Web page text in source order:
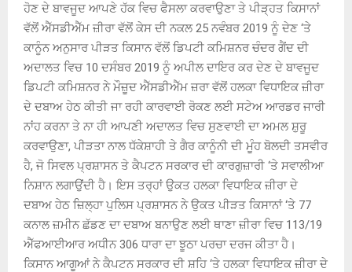
ਹੋਣ ਦੇ ਬਾਵਜੂਦ ਆਪਣੇ ਹੱਕ ਵਿਚ ਫੈਸਲਾ ਕਰਵਾਉਣਾ ਤੇ ਪੀੜ੍ਹਤ ਕਿਸਾਨਾਂ
ਵੱਲੋਂ ਐੱਸਡੀਐੱਮ ਜ਼ੀਰਾ ਵੱਲੋਂ ਕੇਸ ਦੀ ਨਕਲ 25 ਨਵੰਬਰ 2019 ਨੂੰ ਦੇਣ ‘ਤੇ
ਕਾਨੂੰਨ ਅਨੁਸਾਰ ਪੀੜਤ ਕਿਸਾਨ ਵੱਲੋਂ ਡਿਪਟੀ ਕਮਿਸ਼ਨਰ ਚੰਦਰ ਗੈਂਦ ਦੀ
ਅਦਾਲਤ ਵਿਚ 10 ਦਸੰਬਰ 2019 ਨੂੰ ਅਪੀਲ ਦਾਇਰ ਕਰ ਦੇਣ ਦੇ ਬਾਵਜੂਦ
ਡਿਪਟੀ ਕਮਿਸ਼ਨਰ ਨੇ ਮੌਜ਼ੂਦ ਐੱਸਡੀਐੱਮ ਜ਼ਰਾ ਵੱਲੋਂ ਹਲਕਾ ਵਿਧਾਇਕ ਜ਼ੀਰਾ
ਦੇ ਦਬਾਅ ਹੇਠ ਕੀਤੀ ਜਾ ਰਹੀ ਕਾਰਵਾਈ ਰੋਕਣ ਲਈ ਸਟੇਅ ਆਰਡਰ ਜਾਰੀ
ਨਾਂਹ ਕਰਨਾ ਤੇ ਨਾ ਹੀ ਆਪਣੀ ਅਦਾਲਤ ਵਿਚ ਸੁਣਵਾਈ ਦਾ ਅਮਲ ਸ਼ੁਰੂ
ਕਰਵਾਉਣਾ, ਪੀੜਤਾ ਨਾਲ ਧੱਕੇਸ਼ਾਹੀ ਤੇ ਗੈਰ ਕਾਨੂੰਨੀ ਦੀ ਮੂੰਹ ਬੋਲਦੀ ਤਸਵੀਰ
ਹੈ, ਜੋ ਸਿਵਲ ਪ੍ਰਸ਼ਾਸਨ ਤੇ ਕੈਪਟਨ ਸਰਕਾਰ ਦੀ ਕਾਰਗੁਜ਼ਾਰੀ ‘ਤੇ ਸਵਾਲੀਆ
ਨਿਸ਼ਾਨ ਲਗਾਉਂਦੀ ਹੈ। ਇਸ ਤਰ੍ਹਾਂ ਉਕਤ ਹਲਕਾ ਵਿਧਾਇਕ ਜ਼ੀਰਾ ਦੇ
ਦਬਾਅ ਹੇਠ ਜ਼ਿਲ੍ਹਾ ਪੁਲਿਸ ਪ੍ਰਸ਼ਾਸਨ ਨੇ ਉਕਤ ਪੀੜਤ ਕਿਸਾਨਾਂ ‘ਤੇ 77
ਕਨਾਲ ਜ਼ਮੀਨ ਛੱਡਣ ਦਾ ਦਬਾਅ ਬਨਾਉਣ ਲਈ ਥਾਣਾ ਜ਼ੀਰਾ ਵਿਚ 113/19
ਐੱਫਆਈਆਰ ਅਧੀਨ 306 ਧਾਰਾ ਦਾ ਝੂਠਾ ਪਰਚਾ ਦਰਜ ਕੀਤਾ ਹੈ।
ਕਿਸਾਨ ਆਗੂਆਂ ਨੇ ਕੈਪਟਨ ਸਰਕਾਰ ਦੀ ਸ਼ਹਿ ‘ਤੇ ਹਲਕਾ ਵਿਧਾਇਕ ਜ਼ੀਰਾ ਦੇ